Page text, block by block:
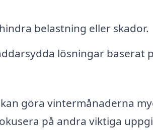
belastning eller skador.
lösningar baserat
göra vintermånaderna
på andra viktiga